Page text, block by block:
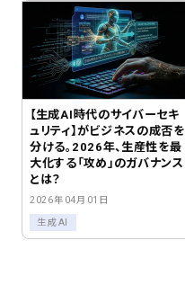
【生成AI時代のサイバーセキ
ュリティ】がビジネスの成否を
分ける。2026年、生産性を最
大化する「攻め」のガバナンス
とは？
2026年04月01日
生成AI